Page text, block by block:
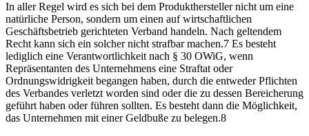
In aller Regel wird es sich bei dem Produkthersteller nicht um eine
natürliche Person, sondern um einen auf wirtschaftlichen
Geschäftsbetrieb gerichteten Verband handeln. Nach geltendem
Recht kann sich ein solcher nicht strafbar machen.7 Es besteht
lediglich eine Verantwortlichkeit nach § 30 OWiG, wenn
Repräsentanten des Unternehmens eine Straftat oder
Ordnungswidrigkeit begangen haben, durch die entweder Pflichten
des Verbandes verletzt worden sind oder die zu dessen Bereicherung
geführt haben oder führen sollten. Es besteht dann die Möglichkeit,
das Unternehmen mit einer Geldbuße zu belegen.8